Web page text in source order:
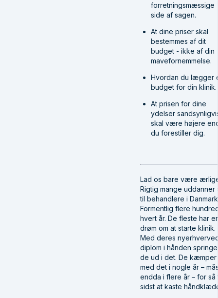
forretningsmæssige
side af sagen.
At dine priser skal
bestemmes af dit
budget - ikke af din
mavefornemmelse.
Hvordan du lægger
budget for din klinik.
At prisen for dine
ydelser
skal være højere
du forestiller dig.
Lad os bare være
Rigtig mange uddanner
til behandlere i
Formentlig flere
hvert år. De fleste har
drøm om at starte klinik.
Med deres
diplom i hånden
de ud i det. De kæmper
med det i nogle år –
endda i flere år – for så
sidst at kaste